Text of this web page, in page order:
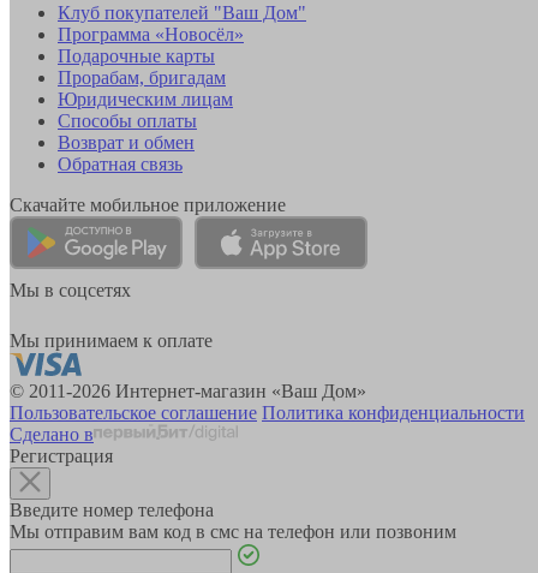
Клуб покупателей "Ваш Дом"
Программа «Новосёл»
Подарочные карты
Прорабам, бригадам
Юридическим лицам
Способы оплаты
Возврат и обмен
Обратная связь
Скачайте мобильное приложение
Мы в соцсетях
Мы принимаем к оплате
© 2011-2026 Интернет-магазин «Ваш Дом»
Пользовательское соглашение Политика конфиденциальности
Сделано в
Регистрация
Введите номер телефона
Мы отправим вам код в смс на телефон или позвоним